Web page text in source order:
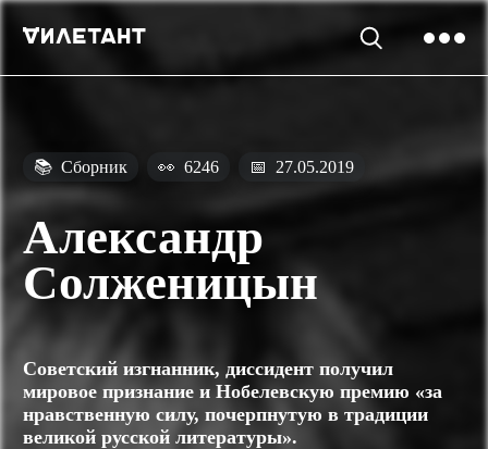
📚 Сборник 👀 6246 📅 27.05.2019
Александр
Солженицын
Советский изгнанник, диссидент получил
мировое признание и Нобелевскую премию «за
нравственную силу, почерпнутую в традиции
великой русской литературы».